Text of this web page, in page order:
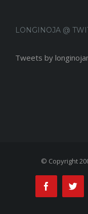
LONGINOJA @
Tweets by
© Copyright
Facebook